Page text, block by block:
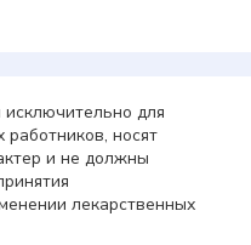
для
носят
и не должны
лекарственных